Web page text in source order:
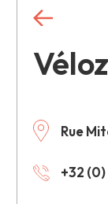
Rue
+32 (0)
+
−